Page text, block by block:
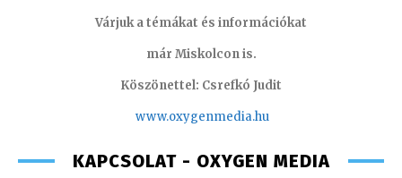
Várjuk a témákat és információkat
már Miskolcon is.
Köszönettel: Csrefkó Judit
www.oxygenmedia.hu
KAPCSOLAT - OXYGEN MEDIA